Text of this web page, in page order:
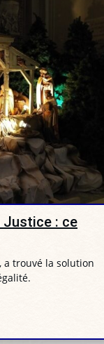
Justice : ce
a trouvé la solution